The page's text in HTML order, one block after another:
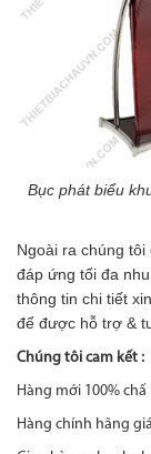
Bục phát biểu
Ngoài ra chúng
đáp ứng tối đa
thông tin chi tiết
để được hỗ trợ &
Chúng tôi cam kết :
Hàng mới 100%
Hàng chính hãng